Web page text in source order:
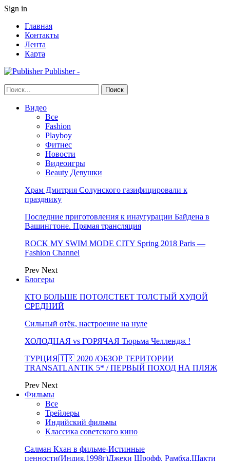
Sign in
Главная
Контакты
Лента
Карта
Publisher -
Видео
Все
Fashion
Playboy
Фитнес
Новости
Видеоигры
Beauty Девушки
Храм Дмитрия Солунского газифицировали к
празднику
Последние приготовления к инаугурации Байдена в
Вашингтоне. Прямая трансляция
ROCK MY SWIM MODE CITY Spring 2018 Paris —
Fashion Channel
Prev Next
Блогеры
КТО БОЛЬШЕ ПОТОЛСТЕЕТ ТОЛСТЫЙ ХУДОЙ
СРЕДНИЙ
Сильный отёк, настроение на нуле
ХОЛОДНАЯ vs ГОРЯЧАЯ Тюрьма Челлендж !
ТУРЦИЯ🇹🇷 2020 /ОБЗОР ТЕРИТОРИИ
TRANSATLANTIK 5* / ПЕРВЫЙ ПОХОД НА ПЛЯЖ
Prev Next
Фильмы
Все
Трейлеры
Индийский фильмы
Классика советского кино
Салман Кхан в фильме-Истинные
ценности(Индия,1998г)Джеки Шрофф, Рамбха,Шакти